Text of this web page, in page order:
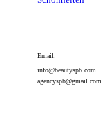
Email:
info@beautyspb.com
agencyspb@gmail.com